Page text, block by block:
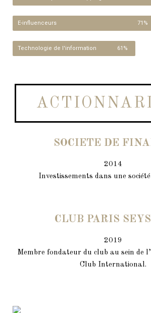
E-influenceurs 71%
Technologie de l'information 61%
SOCIETE DE
2014
Investissements dans une
CLUB PARIS
2019
Membre fondateur du club au sein de
Club International.